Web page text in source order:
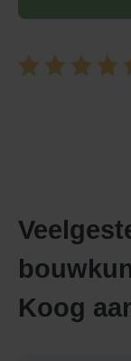
Koog